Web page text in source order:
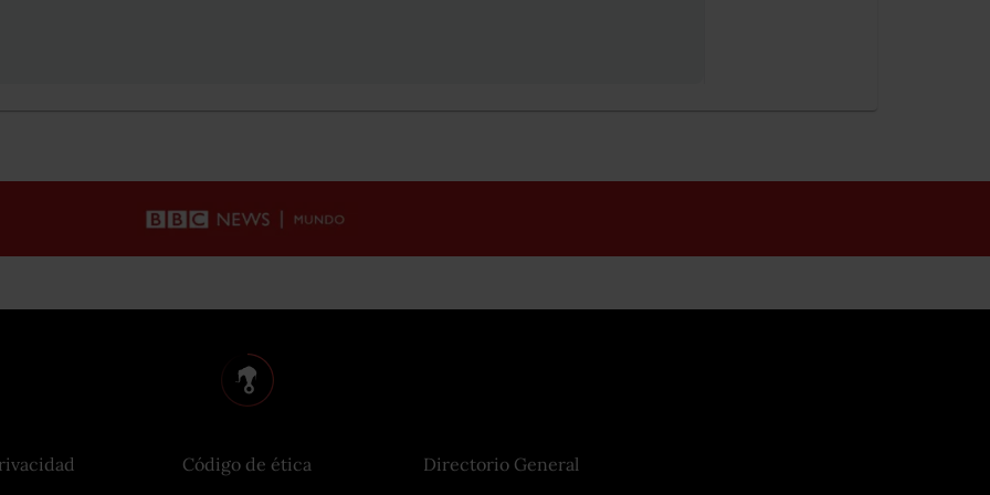
Código de ética Directorio General